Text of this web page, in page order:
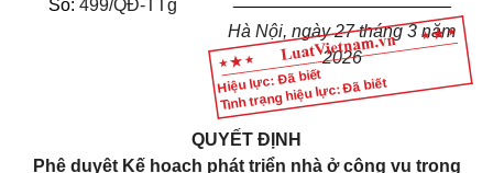
Hiệu lực: Đã biết
Tình trạng hiệu lực: Đã biết
Số: 499/QĐ-TTg
Hà Nội, ngày 27 tháng 3 năm
2026
QUYẾT ĐỊNH
Phê duyệt Kế hoạch phát triển nhà ở công vụ trong